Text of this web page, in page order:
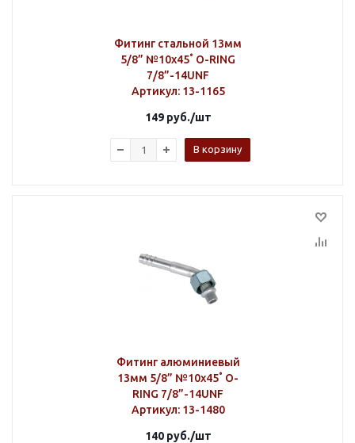
Фитинг стальной 13мм
5/8” №10х45˚ O-RING
7/8”-14UNF
Артикул: 13-1165
149руб./шт
В корзину
Фитинг алюминиевый
13мм 5/8” №10х45˚ O-
RING 7/8”-14UNF
Артикул: 13-1480
140руб./шт